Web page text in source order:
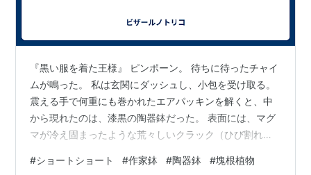
『黒い服を着た王様』 ピンポーン。 待ちに待ったチャイ
ムが鳴った。 私は玄関にダッシュし、小包を受け取る。
震える手で何重にも巻かれたエアパッキンを解くと、中
から現れたのは、漆黒の陶器鉢だった。 表面には、マグ
マが冷え固まったような荒々しいクラック（ひび割れ）
気を誇る陶芸作家の新作だ。 オンライン抽選販売の倍率
#ショートショート #作家鉢 #陶器鉢 #塊根植物